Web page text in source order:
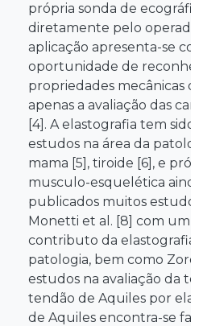
própria sonda de
diretamente pelo
aplicação apresenta-se
oportunidade de
propriedades mecânicas
apenas a avaliação das
[4]. A elastografia tem sido
estudos na área da
mama [5], tiroide [6], e
musculo-esquelética
publicados muitos
Monetti et al. [8] com um
contributo da elastografia
patologia, bem como
estudos na avaliação da
tendão de Aquiles por
de Aquiles encontra-se